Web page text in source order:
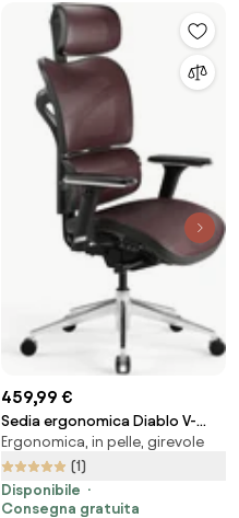
459,99 €
Sedia ergonomica Diablo V-
Commander: Nero e Bordeaux
Ergonomica, in pelle, girevole
(1)
Disponibile
Consegna gratuita